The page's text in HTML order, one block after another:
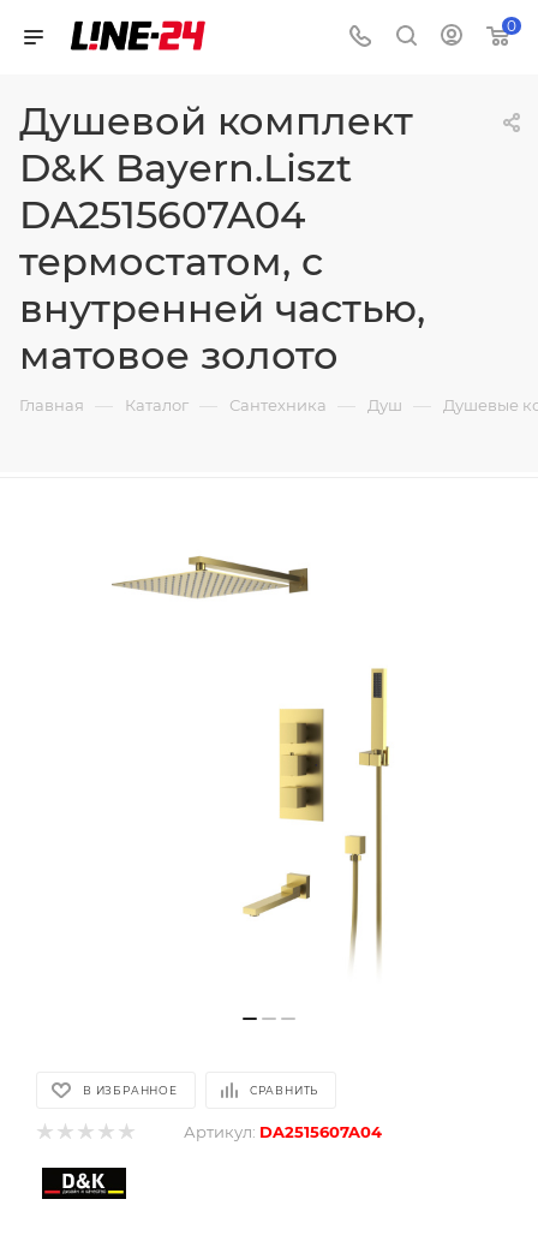
0
Душевой комплект
D&K Bayern.Liszt
DA2515607A04
термостатом, с
внутренней частью,
матовое золото
Главная — Каталог — Сантехника — Душ — Душевые
В ИЗБРАННОЕ СРАВНИТЬ
Артикул: DA2515607A04